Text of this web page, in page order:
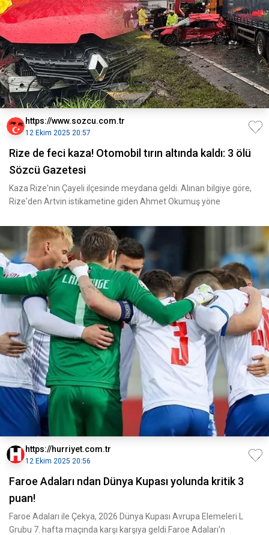
https://www.sozcu.com.tr
12 Ekim 2025 20:57
Rize de feci kaza! Otomobil tırın altında kaldı: 3 ölü
Sözcü Gazetesi
Kaza Rize'nin Çayeli ilçesinde meydana geldi. Alınan bilgiye göre,
Rize'den Artvin istikametine giden Ahmet Okumuş yöne
https://hurriyet.com.tr
12 Ekim 2025 20:56
Faroe Adaları ndan Dünya Kupası yolunda kritik 3
puan!
Faroe Adaları ile Çekya, 2026 Dünya Kupası Avrupa Elemeleri L
Grubu 7. hafta maçında karşı karşıya geldi.Faroe Adaları'n